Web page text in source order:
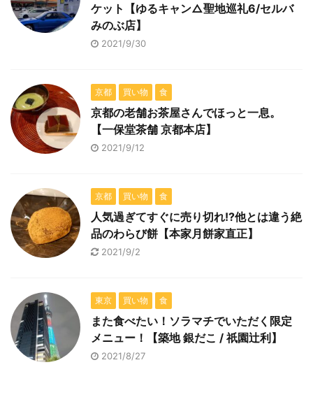
ケット【ゆるキャン△聖地巡礼6/セルバ
みのぶ店】
2021/9/30
京都 買い物 食
京都の老舗お茶屋さんでほっと一息。
【一保堂茶舗 京都本店】
2021/9/12
京都 買い物 食
人気過ぎてすぐに売り切れ!?他とは違う絶
品のわらび餅【本家月餅家直正】
2021/9/2
東京 買い物 食
また食べたい！ソラマチでいただく限定
メニュー！【築地 銀だこ / 祇園辻利】
2021/8/27